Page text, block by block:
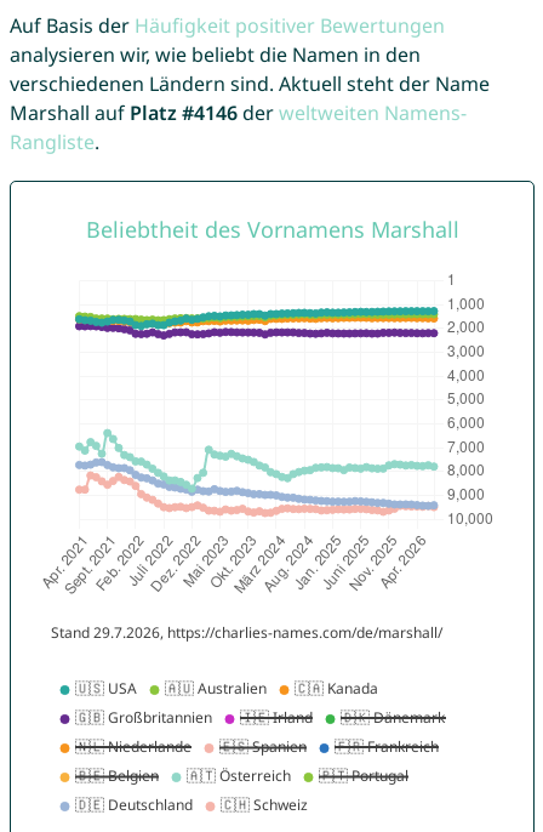
Auf Basis der Häufigkeit positiver Bewertungen
analysieren wir, wie beliebt die Namen in den
verschiedenen Ländern sind. Aktuell steht der Name
Marshall auf Platz #4146derweltweiten Namens-
Rangliste.